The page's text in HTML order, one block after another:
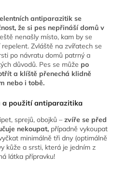
antiparazitik se
že si pes nepřináší domů v
nenašly místo, kam by se
Zvláště na zvířatech se
po návratu domů patrný a
důvodů. Pes se může po
a klíště přenechá klidně
nebo i tobě.
a použití antiparazitika
sprejů, obojků – zvíře se před
nekoupat, případně vykoupat
minimálně tři dny (optimálně
kůže a srsti, která je jedním z
látka přípravku!